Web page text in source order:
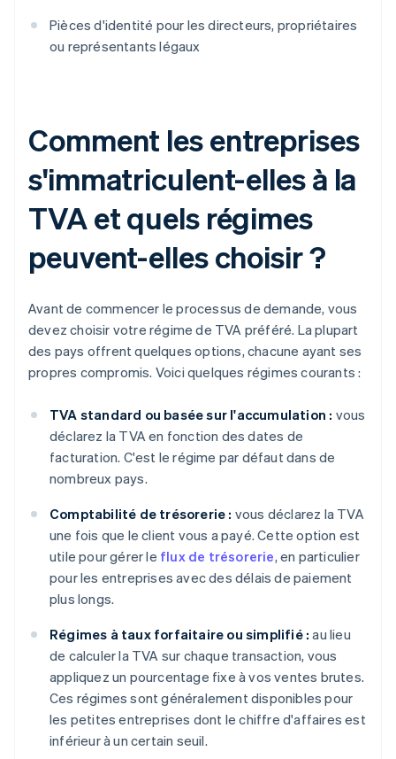
Pièces d'identité pour les directeurs, propriétaires
ou représentants légaux
Comment les entreprises
s'immatriculent-elles à la
TVA et quels régimes
peuvent-elles choisir ?
Avant de commencer le processus de demande, vous
devez choisir votre régime de TVA préféré. La plupart
des pays offrent quelques options, chacune ayant ses
propres compromis. Voici quelques régimes courants :
TVA standard ou basée sur l'accumulation : vous
déclarez la TVA en fonction des dates de
facturation. C'est le régime par défaut dans de
nombreux pays.
Comptabilité de trésorerie : vous déclarez la TVA
une fois que le client vous a payé. Cette option est
utile pour gérer le flux de trésorerie, en particulier
pour les entreprises avec des délais de paiement
plus longs.
Régimes à taux forfaitaire ou simplifié : au lieu
de calculer la TVA sur chaque transaction, vous
appliquez un pourcentage fixe à vos ventes brutes.
Ces régimes sont généralement disponibles pour
les petites entreprises dont le chiffre d'affaires est
inférieur à un certain seuil.